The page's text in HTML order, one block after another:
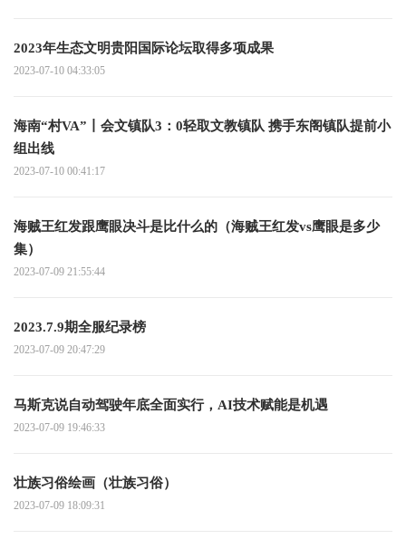
2023年生态文明贵阳国际论坛取得多项成果
2023-07-10 04:33:05
海南“村VA”丨会文镇队3：0轻取文教镇队 携手东阁镇队提前小
组出线
2023-07-10 00:41:17
海贼王红发跟鹰眼决斗是比什么的（海贼王红发vs鹰眼是多少
集）
2023-07-09 21:55:44
2023.7.9期全服纪录榜
2023-07-09 20:47:29
马斯克说自动驾驶年底全面实行，AI技术赋能是机遇
2023-07-09 19:46:33
壮族习俗绘画（壮族习俗）
2023-07-09 18:09:31